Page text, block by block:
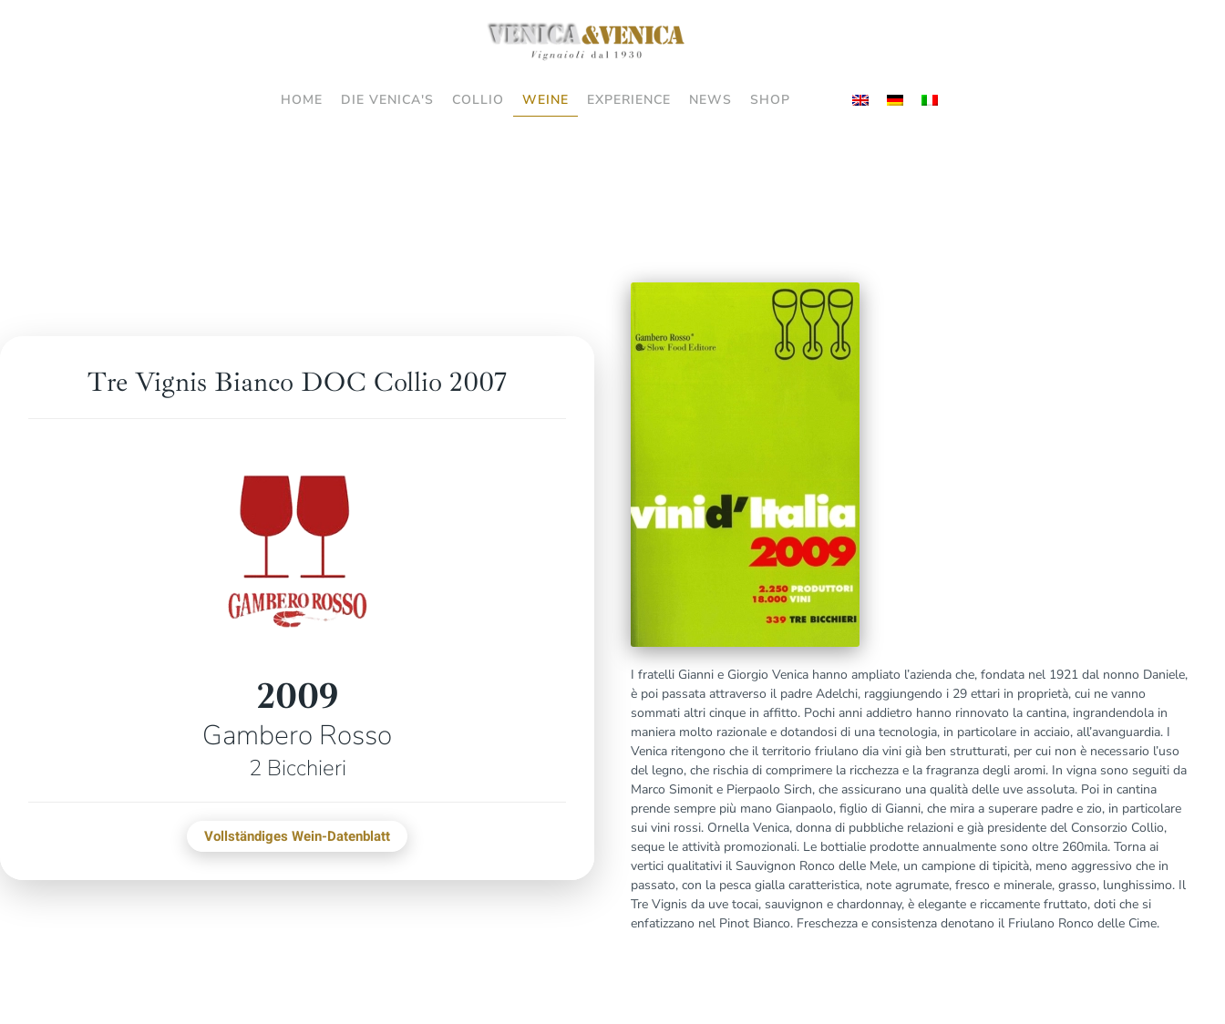
HOME DIE VENICA'S COLLIO WEINE EXPERIENCE NEWS SHOP
Tre Vignis Bianco DOC Collio 2007
2009
Gambero Rosso
2 Bicchieri
Vollständiges Wein-Datenblatt
I fratelli Gianni e Giorgio Venica hanno ampliato l’azienda che, fondata nel 1921 dal nonno Daniele,
è poi passata attraverso il padre Adelchi, raggiungendo i 29 ettari in proprietà, cui ne vanno
sommati altri cinque in affitto. Pochi anni addietro hanno rinnovato la cantina, ingrandendola in
maniera molto razionale e dotandosi di una tecnologia, in particolare in acciaio, all’avanguardia. I
Venica ritengono che il territorio friulano dia vini già ben strutturati, per cui non è necessario l’uso
del legno, che rischia di comprimere la ricchezza e la fragranza degli aromi. In vigna sono seguiti da
Marco Simonit e Pierpaolo Sirch, che assicurano una qualità delle uve assoluta. Poi in cantina
prende sempre più mano Gianpaolo, figlio di Gianni, che mira a superare padre e zio, in particolare
sui vini rossi. Ornella Venica, donna di pubbliche relazioni e già presidente del Consorzio Collio,
seque le attività promozionali. Le bottialie prodotte annualmente sono oltre 260mila. Torna ai
vertici qualitativi il Sauvignon Ronco delle Mele, un campione di tipicità, meno aggressivo che in
passato, con la pesca gialla caratteristica, note agrumate, fresco e minerale, grasso, lunghissimo. Il
Tre Vignis da uve tocai, sauvignon e chardonnay, è elegante e riccamente fruttato, doti che si
enfatizzano nel Pinot Bianco. Freschezza e consistenza denotano il Friulano Ronco delle Cime.